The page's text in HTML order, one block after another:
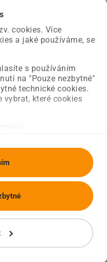
cookies. Více
a jaké používáme, se
s používáním
na "Pouze nezbytné"
technické cookies.
vybrat, které cookies
a už ji opravujeme.
stránku.
Úvodní strana